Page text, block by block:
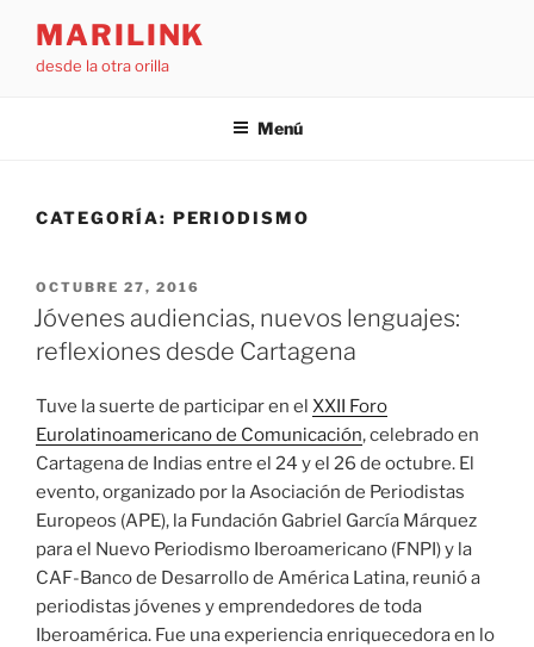
contenido
MARILINK
desde la otra orilla
Menú
CATEGORÍA: PERIODISMO
PUBLICADO
EL
OCTUBRE 27, 2016
Jóvenes audiencias, nuevos lenguajes:
reflexiones desde Cartagena
Tuve la suerte de participar en el XXII Foro
Eurolatinoamericano de Comunicación, celebrado en
Cartagena de Indias entre el 24 y el 26 de octubre. El
evento, organizado por la Asociación de Periodistas
Europeos (APE), la Fundación Gabriel García Márquez
para el Nuevo Periodismo Iberoamericano (FNPI) y la
CAF-Banco de Desarrollo de América Latina, reunió a
periodistas jóvenes y emprendedores de toda
Iberoamérica. Fue una experiencia enriquecedora en lo